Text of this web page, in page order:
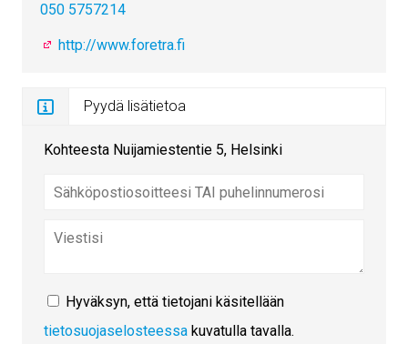
050 5757214
http://www.foretra.fi
Pyydä lisätietoa
Kohteesta Nuijamiestentie 5, Helsinki
Hyväksyn, että tietojani käsitellään
tietosuojaselosteessa kuvatulla tavalla.